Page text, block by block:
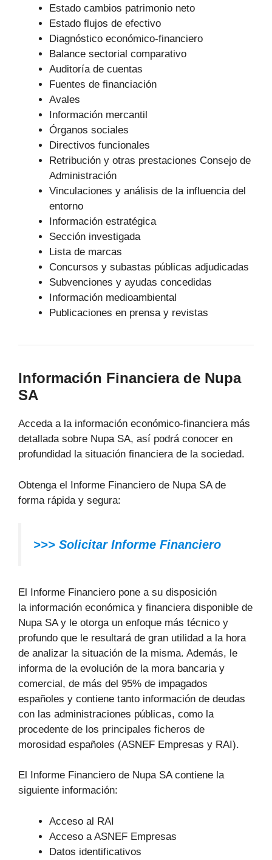
Estado cambios patrimonio neto
Estado flujos de efectivo
Diagnóstico económico-financiero
Balance sectorial comparativo
Auditoría de cuentas
Fuentes de financiación
Avales
Información mercantil
Órganos sociales
Directivos funcionales
Retribución y otras prestaciones Consejo de
Administración
Vinculaciones y análisis de la influencia del
entorno
Información estratégica
Sección investigada
Lista de marcas
Concursos y subastas públicas adjudicadas
Subvenciones y ayudas concedidas
Información medioambiental
Publicaciones en prensa y revistas
Información Financiera de Nupa
SA
Acceda a la información económico-financiera más
detallada sobre Nupa SA, así podrá conocer en
profundidad la situación financiera de la sociedad.
Obtenga el Informe Financiero de Nupa SA de
forma rápida y segura:
>>> Solicitar Informe Financiero
El Informe Financiero pone a su disposición
la información económica y financiera disponible de
Nupa SA y le otorga un enfoque más técnico y
profundo que le resultará de gran utilidad a la hora
de analizar la situación de la misma. Además, le
informa de la evolución de la mora bancaria y
comercial, de más del 95% de impagados
españoles y contiene tanto información de deudas
con las administraciones públicas, como la
procedente de los principales ficheros de
morosidad españoles (ASNEF Empresas y RAI).
El Informe Financiero de Nupa SA contiene la
siguiente información:
Acceso al RAI
Acceso a ASNEF Empresas
Datos identificativos